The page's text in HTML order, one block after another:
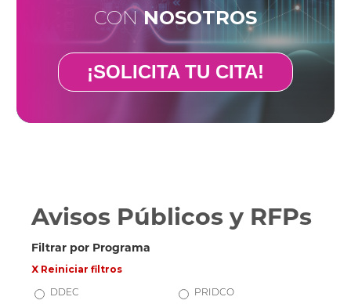
CONNOSOTROS
¡SOLICITA TU CITA!
Avisos Públicos y RFPs
Filtrar por Programa
X Reiniciar filtros
DDEC
PRIDCO